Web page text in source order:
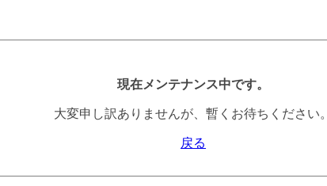
現在メンテナンス中です。
大変申し訳ありませんが、暫くお待ちください。
戻る